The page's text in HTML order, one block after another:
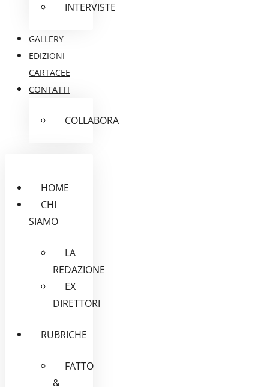
INTERVISTE
GALLERY
EDIZIONI
CARTACEE
CONTATTI
COLLABORA
HOME
CHI
SIAMO
LA
REDAZIONE
EX
DIRETTORI
RUBRICHE
FATTO
&